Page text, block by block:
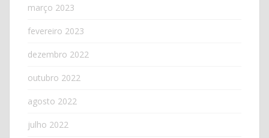
março 2023
fevereiro 2023
dezembro 2022
outubro 2022
agosto 2022
julho 2022